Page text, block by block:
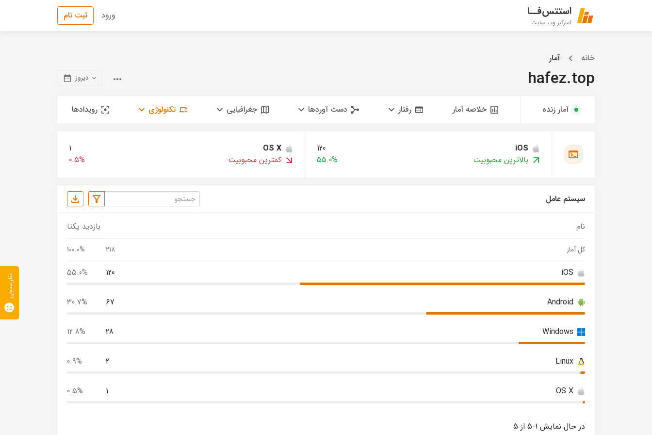
استتس‌فــا
آمارگیر وب سایت
ورود ثبت نام
خانه آمار
hafez.top دیروز
آمار زنده خلاصه آمار رفتار دست آوردها جغرافیایی تکنولوژی رویدادها
iOS
120
بالاترین محبوبیت
55.0%
OS X
1
کمترین محبوبیت
0.5%
سیستم عامل
نام بازدید یکتا
کل آمار 218
100.0%
iOS
120
55.0%
Android
67
30.7%
Windows
28
12.8%
Linux
2
0.9%
OS X
1
0.5%
در حال نمایش 1-5 از 5
نظرسنجی